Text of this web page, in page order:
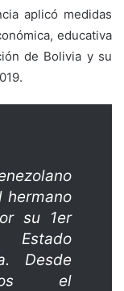
aplicó medidas
educativa
de Bolivia y su
hermano
su 1er
Desde
el